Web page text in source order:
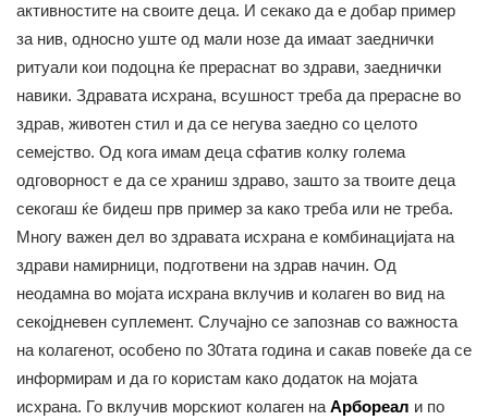
активностите на своите деца. И секако да е добар пример
за нив, односно уште од мали нозе да имаат заеднички
ритуали кои подоцна ќе прераснат во здрави, заеднички
навики. Здравата исхрана, всушност треба да прерасне во
здрав, животен стил и да се негува заедно со целото
семејство. Од кога имам деца сфатив колку голема
одговорност е да се храниш здраво, зашто за твоите деца
секогаш ќе бидеш прв пример за како треба или не треба.
Многу важен дел во здравата исхрана е комбинацијата на
здрави намирници, подготвени на здрав начин. Од
неодамна во мојата исхрана вклучив и колаген во вид на
секојдневен суплемент. Случајно се запознав со важноста
на колагенот, особено по 30тата година и сакав повеќе да се
информирам и да го користам како додаток на мојата
исхрана. Го вклучив морскиот колаген на Арбореал и по